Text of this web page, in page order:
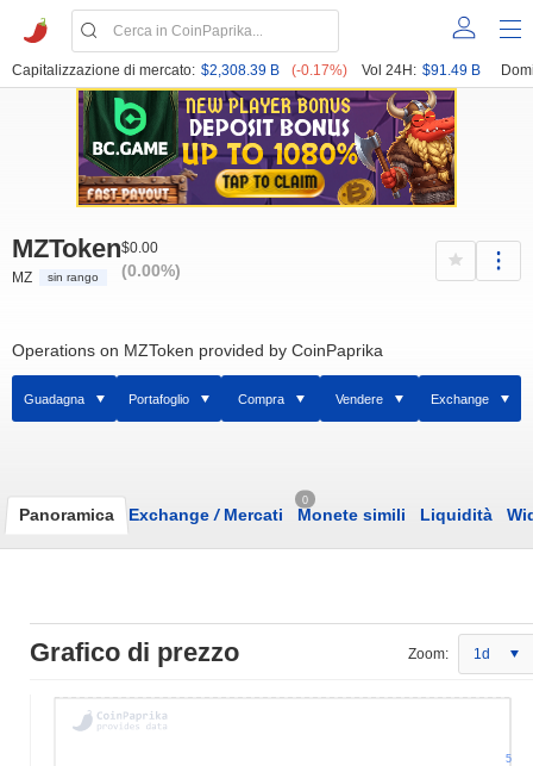
Capitalizzazione di mercato: $2,308.39 B (-0.17%) Vol 24H: $91.49 B
MZToken
MZ sin rango
$0.00
(0.00%)
Operations on MZToken provided by CoinPaprika
Guadagna Portafoglio Compra Vendere Exchange
Panoramica Exchange /Mercati
0
Monete simili Liquidità
Grafico di prezzo Zoom: 1d
5